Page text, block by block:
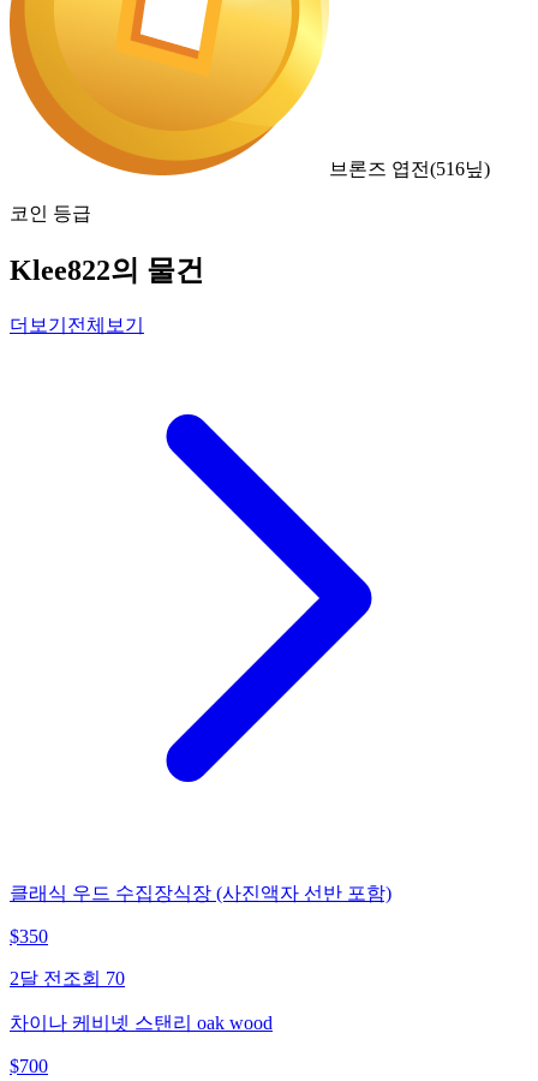
브론즈 엽전(516닢)
코인 등급
Klee822의 물건
더보기 전체보기
클래식 우드 수집장식장 (사진액자 선반 포함)
$350
2달 전 조회 70
차이나 케비넷 스탠리 oak wood
$700